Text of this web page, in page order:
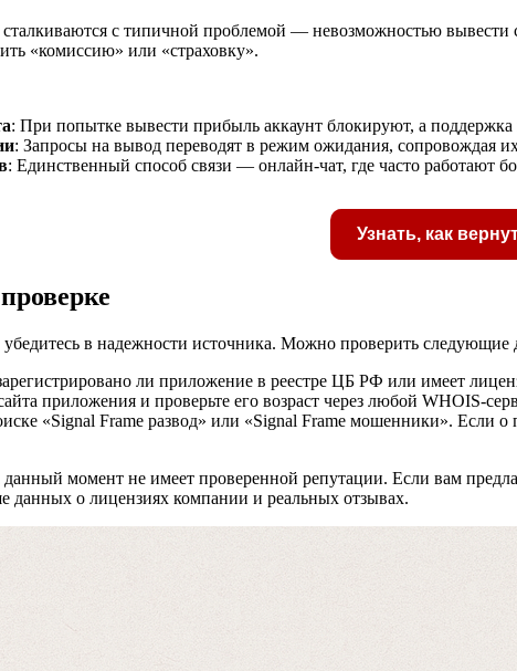
с типичной проблемой — невозможностью вывести
«комиссию» или «страховку».
: При попытке вывести прибыль аккаунт блокируют, а поддержка
: Запросы на вывод переводят в режим ожидания, сопровождая
: Единственный способ связи — онлайн-чат, где часто работают
Узнать, как
консультацию по возврату
в надежности источника. Можно проверить следующие
ли приложение в реестре ЦБ РФ или имеет
приложения и проверьте его возраст через любой WHOIS-
«Signal Frame развод» или «Signal Frame мошенники». Если
момент не имеет проверенной репутации. Если вам
данных о лицензиях компании и реальных отзывах.